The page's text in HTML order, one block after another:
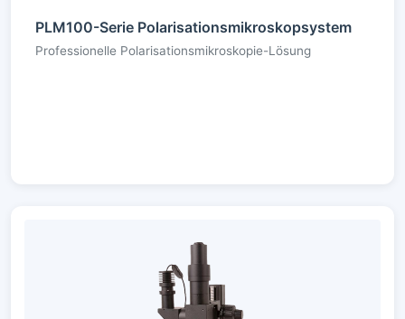
PLM100-Serie Polarisationsmikroskopsystem
Professionelle Polarisationsmikroskopie-Lösung